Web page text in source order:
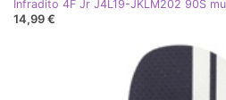
Infradito 4F Jr J4L19-JKLM202 90S
14,99 €